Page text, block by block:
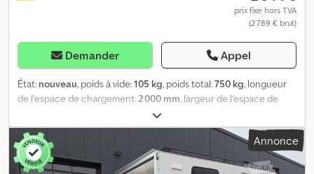
prix fixe hors TVA
(2 789 € brut)
Demander Appel
État: nouveau, poids à vide:105 kg, poids total:750 kg, longueur
de l'espace de chargement:2 000 mm, largeur de l’espace de
, hauteur de l'espace de chargement:
mm, Année de construction:2026, Achetez en ligne et profitez
de réductions sur trailer-shop. Chez ANHÄNGERWIRTZ, de
nombreux modèles sont disponibles en ligne. Dodpjztkg Sofx
Annonce